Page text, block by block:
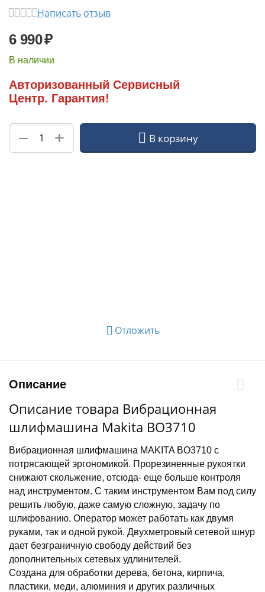
Написать отзыв
6 990₽
В наличии
Авторизованный Сервисный
Центр. Гарантия!
+
− В корзину
Отложить
Описание
Описание товара Вибрационная
шлифмашина Makita BO3710
Вибрационная шлифмашина MAKITA BO3710 с
потрясающей эргономикой. Прорезиненные рукоятки
снижают скольжение, отсюда- еще больше контроля
над инструментом. С таким инструментом Вам под силу
решить любую, даже самую сложную, задачу по
шлифованию. Оператор может работать как двумя
руками, так и одной рукой. Двухметровый сетевой шнур
дает безграничную свободу действий без
дополнительных сетевых удлинителей.
Создана для обработки дерева, бетона, кирпича,
пластики, меди, алюминия и других различных